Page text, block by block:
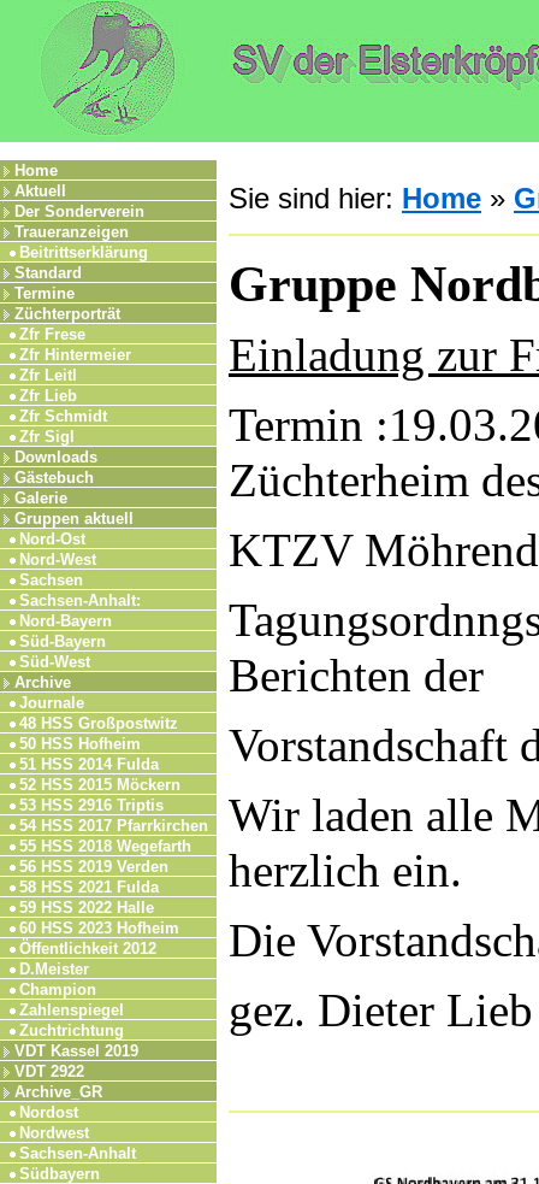
Home
Aktuell
Der Sonderverein
Traueranzeigen
Beitrittserklärung
Standard
Termine
Züchterporträt
Zfr Frese
Zfr Hintermeier
Zfr Leitl
Zfr Lieb
Zfr Schmidt
Zfr Sigl
Downloads
Gästebuch
Galerie
Gruppen aktuell
Nord-Ost
Nord-West
Sachsen
Sachsen-Anhalt:
Nord-Bayern
Süd-Bayern
Süd-West
Archive
Journale
48 HSS Großpostwitz
50 HSS Hofheim
51 HSS 2014 Fulda
52 HSS 2015 Möckern
53 HSS 2916 Triptis
54 HSS 2017 Pfarrkirchen
55 HSS 2018 Wegefarth
56 HSS 2019 Verden
58 HSS 2021 Fulda
59 HSS 2022 Halle
60 HSS 2023 Hofheim
Öffentlichkeit 2012
D.Meister
Champion
Zahlenspiegel
Zuchtrichtung
VDT Kassel 2019
VDT 2922
Archive_GR
Nordost
Nordwest
Sachsen-Anhalt
Südbayern
Sie sind hier: Home »
Gruppe
Einladung zur
Termin
Züchterheim
KTZV
Berichten der
Vorstandschaft
Wir laden alle
herzlich ein.
Die
gez. Dieter Lieb